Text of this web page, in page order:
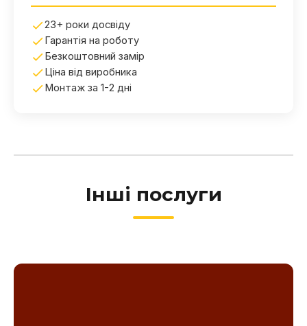
23+ роки досвіду
Гарантія на роботу
Безкоштовний замір
Ціна від виробника
Монтаж за 1-2 дні
Інші послуги